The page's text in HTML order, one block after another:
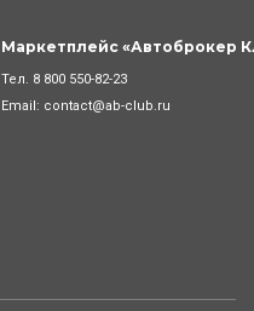
Маркетплейс «Автоброкер
Тел. 8 800 550-82-23
Email: contact@ab-club.ru